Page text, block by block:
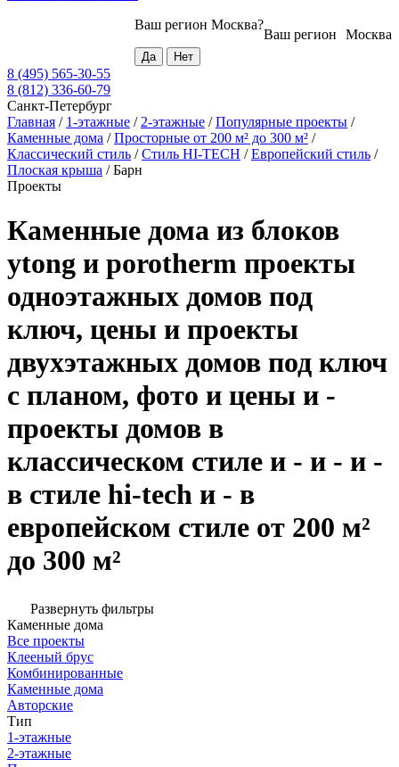
Москва
Ваш регион
Ваш регион Москва?
8 (495) 565-30-55
8 (812) 336-60-79
Санкт-Петербург
Главная / 1-этажные / 2-этажные /Популярные проекты /
Каменные дома /Просторные от 200 м² до 300 м² /
Классический стиль /Стиль HI-TECH /Европейский стиль /
Плоская крыша /Барн
Проекты
Каменные дома из блоков
ytong и porotherm проекты
одноэтажных домов под
ключ, цены и проекты
двухэтажных домов под ключ
с планом, фото и цены и -
проекты домов в
классическом стиле и - и - и -
в стиле hi-tech и - в
европейском стиле от 200 м²
до 300 м²
Развернуть фильтры
Каменные дома
Все проекты
Клееный брус
Комбинированные
Каменные дома
Авторские
Тип
1-этажные
2-этажные